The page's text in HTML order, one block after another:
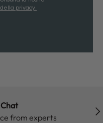
privacy.
from experts